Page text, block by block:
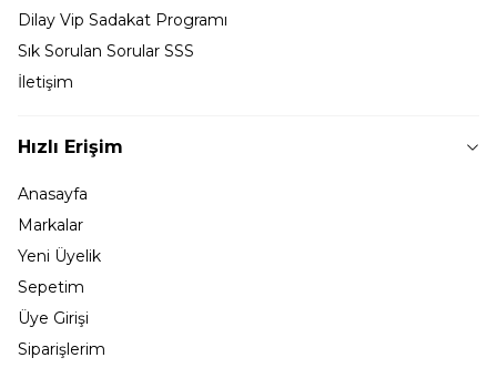
Dilay Vip Sadakat Programı
Sık Sorulan Sorular SSS
İletişim
Hızlı Erişim
Anasayfa
Markalar
Yeni Üyelik
Sepetim
Üye Girişi
Siparişlerim